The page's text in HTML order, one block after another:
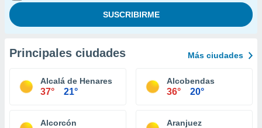
Principales ciudades Más ciudades
Alcalá de Henares
37° 21°
Alcobendas
36° 20°
Alcorcón Aranjuez